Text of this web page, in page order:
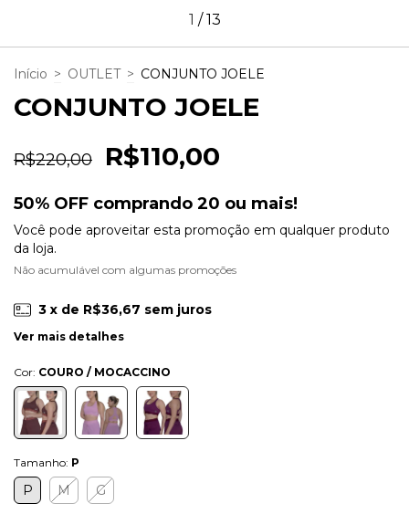
1 /13
Início > OUTLET > CONJUNTO JOELE
CONJUNTO JOELE
R$220,00 R$110,00
50% OFF comprando 20 ou mais!
Você pode aproveitar esta promoção em qualquer produto
da loja.
Não acumulável com algumas promoções
3 x de R$36,67 sem juros
Ver mais detalhes
Cor: COURO / MOCACCINO
Tamanho: P
P M G